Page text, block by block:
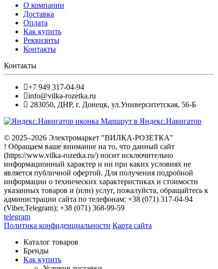
О компании
Доставка
Оплата
Как купить
Реквизиты
Контакты
Контакты
+7 949 317-04-94
info@vilka-rozetka.ru
283050, ДНР, г. Донецк, ул.Университетская, 56-Б
Маршрут в Яндекс.Навигатор
© 2025–2026 Электромаркет "ВИЛКА-РОЗЕТКА"
! Обращаем ваше внимание на то, что данный сайт
(https://www.vilka-rozetka.ru/) носит исключительно
информационный характер и ни при каких условиях не
является публичной офертой. Для получения подробной
информации о технических характеристиках и стоимости
указанных товаров и (или) услуг, пожалуйста, обращайтесь к
администрации сайта по телефонам: +38 (071) 317-04-94
(Viber,Telegram); +38 (071) 368-99-59
telegram
Политика конфиденциальности Карта сайта
Каталог товаров
Бренды
Как купить